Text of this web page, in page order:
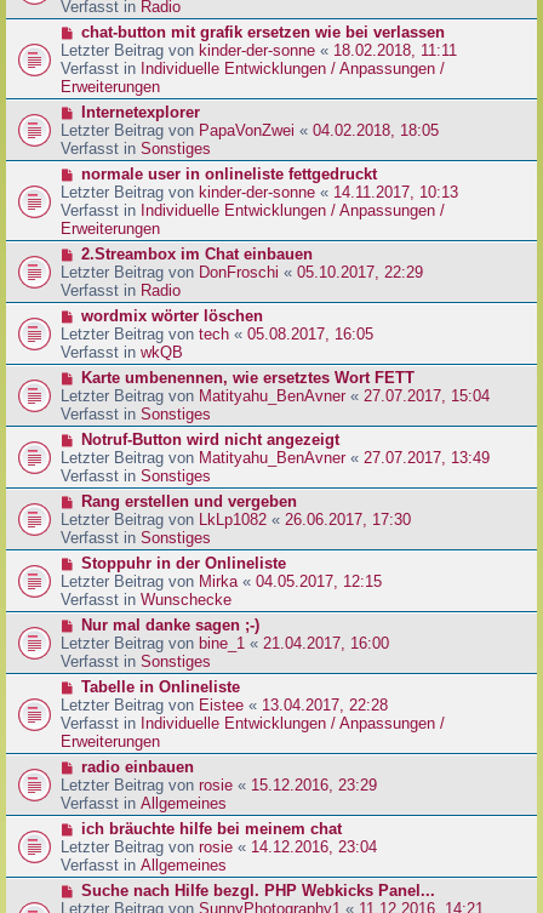
g
i
r
a
g
u
e
r
B
e
i
r
a
g
Verfasst in Radio
N
e
u
e
r
B
e
i
r
a
g
chat-button mit grafik ersetzen wie bei verlassen
Letzter Beitrag von kinder-der-sonne « 18.02.2018, 11:11
Verfasst in Individuelle Entwicklungen / Anpassungen /
Erweiterungen
N
e
u
e
r
B
e
i
r
a
g
Internetexplorer
Letzter Beitrag von PapaVonZwei « 04.02.2018, 18:05
Verfasst in Sonstiges
N
e
u
e
r
B
e
i
r
a
g
normale user in onlineliste fettgedruckt
Letzter Beitrag von kinder-der-sonne « 14.11.2017, 10:13
Verfasst in Individuelle Entwicklungen / Anpassungen /
Erweiterungen
N
e
u
e
r
B
e
t
r
a
g
2.Streambox im Chat einbauen
Letzter Beitrag von DonFroschi « 05.10.2017, 22:29
Verfasst in Radio
N
e
u
e
r
B
e
t
r
a
g
wordmix wörter löschen
Letzter Beitrag von tech « 05.08.2017, 16:05
Verfasst in wkQB
N
e
u
e
r
B
e
t
r
a
g
Karte umbenennen, wie ersetztes Wort FETT
Letzter Beitrag von Matityahu_BenAvner « 27.07.2017, 15:04
Verfasst in Sonstiges
N
e
u
e
r
B
e
t
r
a
g
Notruf-Button wird nicht angezeigt
Letzter Beitrag von Matityahu_BenAvner« 27.07.2017, 13:49
Verfasst in Sonstiges
N
e
u
e
r
B
e
t
r
a
g
Rang erstellen und vergeben
Letzter Beitrag von LkLp1082 « 26.06.2017, 17:30
Verfasst in Sonstiges
N
e
u
e
r
B
e
t
r
a
g
Stoppuhr in der Onlineliste
Letzter Beitrag von Mirka« 04.05.2017, 12:15
Verfasst in Wunschecke
N
e
u
e
r
B
e
i
r
a
g
Nur mal danke sagen ;-)
Letzter Beitrag von bine_1 « 21.04.2017, 16:00
Verfasst in Sonstiges
N
e
u
e
r
B
e
i
r
a
g
Tabelle in Onlineliste
Letzter Beitrag von Eistee « 13.04.2017, 22:28
Verfasst in Individuelle Entwicklungen / Anpassungen /
Erweiterungen
N
e
u
e
r
B
e
radio einbauen
Letzter Beitrag von rosie « 15.12.2016, 23:29
Verfasst in Allgemeines
N
e
u
e
r
ich bräuchte hilfe bei meinem chat
Letzter Beitrag von rosie « 14.12.2016, 23:04
Verfasst in Allgemeines
N
e
Suche nach Hilfe bezgl. PHP Webkicks Panel...
Letzter Beitrag von SunnyPhotography1 « 11.12.2016, 14:21